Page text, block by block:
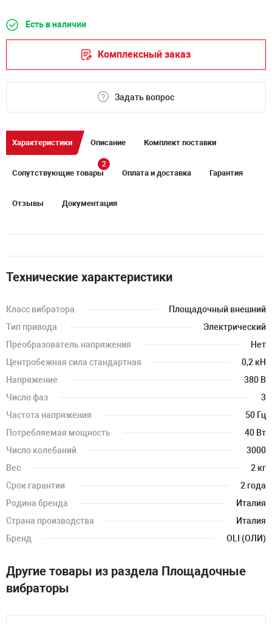
Есть в наличии
Комплексный заказ
Задать вопрос
Характеристики Описание Комплект поставки
Сопутствующие товары
2
Оплата и доставка Гарантия
Отзывы Документация
Технические характеристики
Класс вибратора
Площадочный внешний
Тип привода
Электрический
Преобразователь напряжения
Нет
Центробежная сила стандартная
0,2 кН
Напряжение
380 В
Число фаз
3
Частота напряжения
50 Гц
Потребляемая мощность
40 Вт
Число колебаний
3000
Вес
2 кг
Срок гарантии
2 года
Родина бренда
Италия
Страна производства
Италия
Бренд
OLI (ОЛИ)
Другие товары из раздела Площадочные
вибраторы